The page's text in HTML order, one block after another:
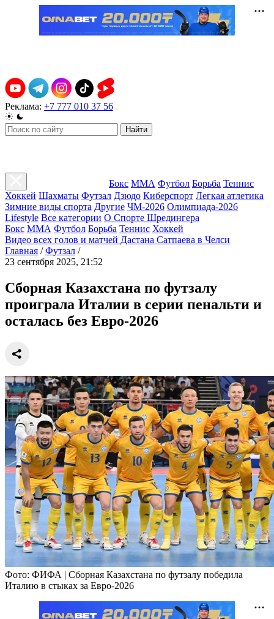
Реклама: +7 777 010 37 56
Найти
Бокс ММА Футбол Борьба Теннис
Хоккей Шахматы Футзал Дзюдо Киберспорт Легкая атлетика
Зимние виды спорта Другие ЧМ-2026 Олимпиада-2026
Lifestyle Все категории О Спорте Шредингера
Бокс ММА Футбол Борьба Теннис Хоккей
Видео всех голов и матчей Дастана Сатпаева в Челси
Главная / Футзал /
23 сентября 2025, 21:52
Сборная Казахстана по футзалу
проиграла Италии в серии пенальти и
осталась без Евро-2026
Фото: ФИФА | Сборная Казахстана по футзалу победила
Италию в стыках за Евро-2026